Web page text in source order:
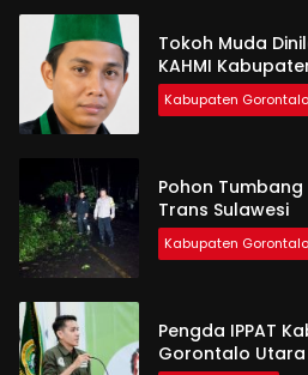
Tokoh Muda
KAHMI
Kabupaten Gorontalo
Pohon
Trans Sulawesi
Kabupaten Gorontalo
Pengda IPPAT
Gorontalo Utara